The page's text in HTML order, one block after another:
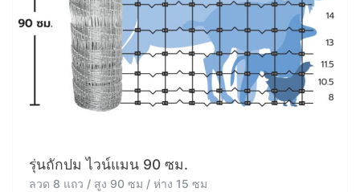
รุ่นถักปม ไวน์แมน 90 ซม.
ลวด 8 แถว / สูง 90 ซม / ห่าง 15 ซม